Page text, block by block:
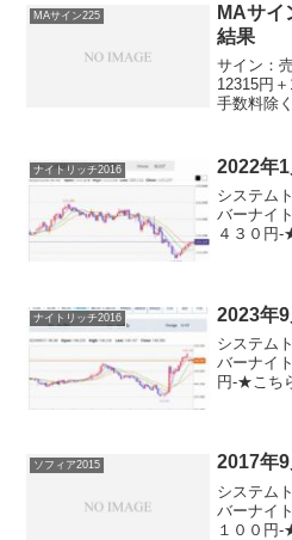
MAサイン225
MAサイ
結果
サイン：
12315円
手数料除
スに持っ
ナイトリッチ2016 2022年
システム
バーナイ
４３０円
ナイトリッチ2016 2023年
システム
バーナイ
円-★こち
ソフィア2015 2017年
システム
バーナイ
１００円